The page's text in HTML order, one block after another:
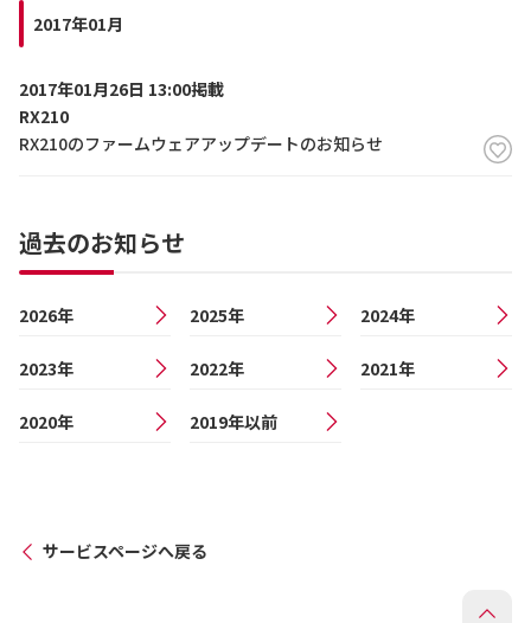
2017年01月
2017年01月26日 13:00掲載
RX210
RX210のファームウェアアップデートのお知らせ
過去のお知らせ
2026年 2025年 2024年
2023年 2022年 2021年
2020年 2019年以前
サービスページへ戻る